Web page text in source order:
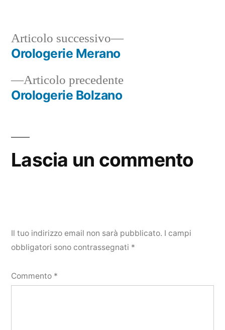
Navigazione
articoli
Articolo precedenteArticolo
Orologerie Bolzano
Articolo successivo
Articolo
Orologerie Merano
Lascia un commento
Il tuo indirizzo email non sarà pubblicato. I campi
obbligatori sono contrassegnati *
Commento *